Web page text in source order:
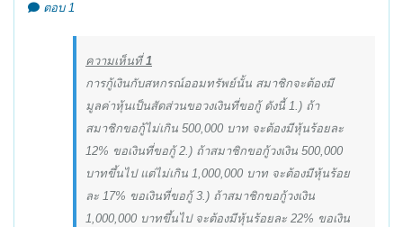
ตอบ 1
ความเห็นที่1
การกู้เงินกับสหกรณ์ออมทรัพย์นั้น สมาชิกจะต้องมี
มูลค่าหุ้นเป็นสัดส่วนขอวงเงินที่ขอกู้ ดังนี้ 1.) ถ้า
สมาชิกขอกู้ไม่เกิน 500,000 บาท จะต้องมีหุ้นร้อยละ
12% ขอเงินที่ขอกู้ 2.) ถ้าสมาชิกขอกู้วงเงิน 500,000
บาทขึ้นไป แต่ไม่เกิน 1,000,000 บาท จะต้องมีหุ้นร้อย
ละ 17% ขอเงินที่ขอกู้ 3.) ถ้าสมาชิกขอกู้วงเงิน
1,000,000 บาทขึ้นไป จะต้องมีหุ้นร้อยละ 22% ขอเงิน